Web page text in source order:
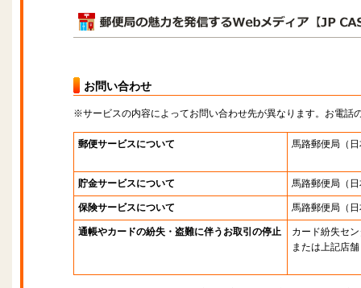
お問い合わせ
※サービスの内容によってお問い合わせ先が異なります。お電話
郵便サービスについて 馬路郵便局 （
貯金サービスについて 馬路郵便局 （
保険サービスについて 馬路郵便局 （
通帳やカードの紛失・盗難に伴うお取引の停止
カード紛失セ
または上記店舗